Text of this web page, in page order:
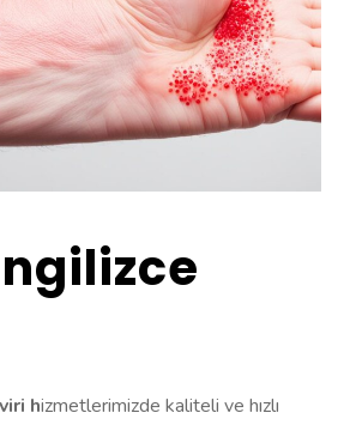
hizmetlerimizde kaliteli ve hızlı